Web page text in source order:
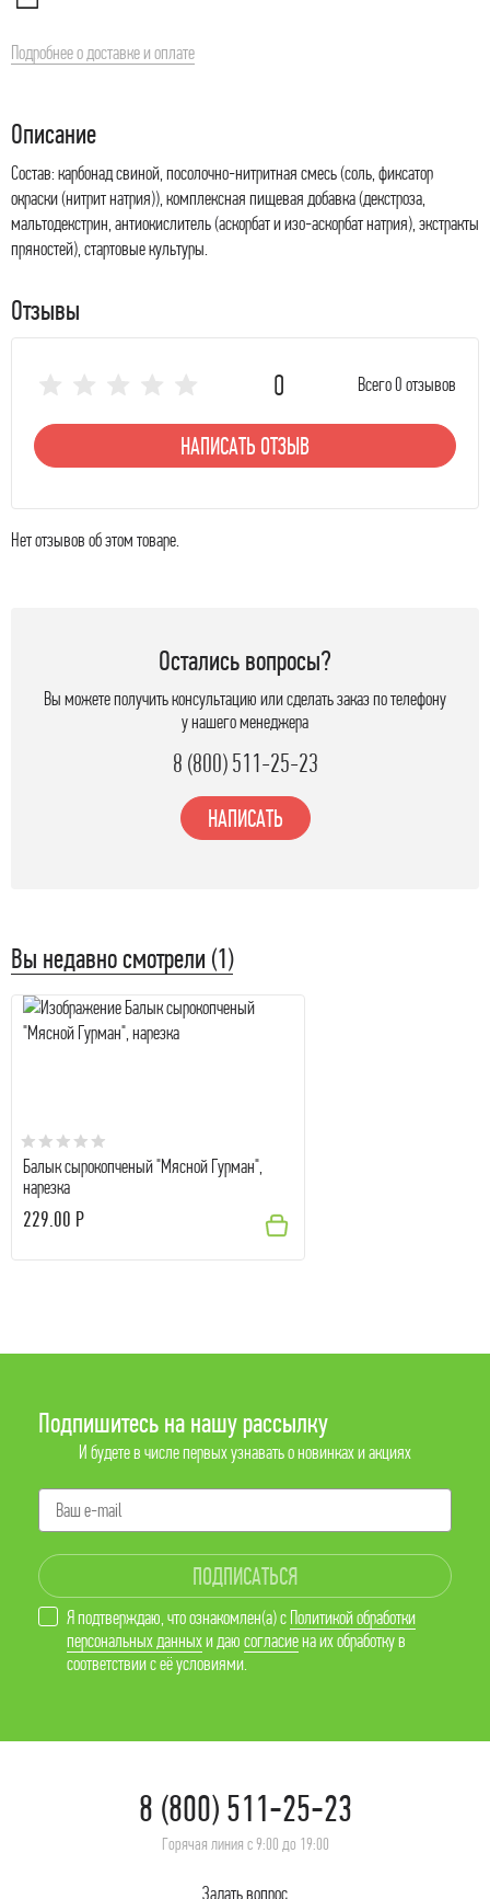
Подробнее о доставке и оплате
Описание
Состав: карбонад свиной, посолочно-нитритная смесь (соль, фиксатор
окраски (нитрит натрия)), комплексная пищевая добавка (декстроза,
мальтодекстрин, антиокислитель (аскорбат и изо-аскорбат натрия), экстракты
пряностей), стартовые культуры.
Отзывы
0 Всего 0 отзывов
НАПИСАТЬ ОТЗЫВ
Нет отзывов об этом товаре.
Остались вопросы?
Вы можете получить консультацию или сделать заказ по телефону
у нашего менеджера
8 (800) 511-25-23
НАПИСАТЬ
Вы недавно смотрели (1)
Балык сырокопченый "Мясной Гурман",
нарезка
229.00 Р
Подпишитесь на нашу рассылку
И будете в числе первых узнавать о новинках и акциях
ПОДПИСАТЬСЯ
Я подтверждаю, что ознакомлен(а) с Политикой обработки
персональных данныхи даю согласиена их обработку в
соответствии с её условиями.
8 (800) 511-25-23
Горячая линия с 9:00 до 19:00
Задать вопрос